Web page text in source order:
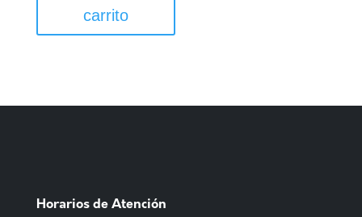
carrito
Horarios de Atención